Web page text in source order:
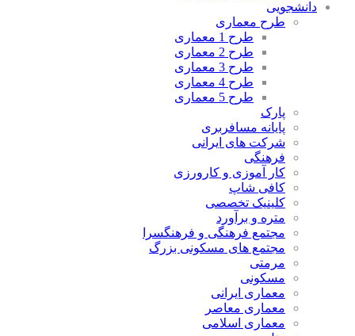
دانشجویی
طرح معماری
طرح 1 معماری
طرح 2 معماری
طرح 3 معماری
طرح 4 معماری
طرح 5 معماری
پارک
پایانه مسافربری
شرکت های ایرانی
فرهنگی
کار آموزی و کارورزی
کافی شاپ
کلینیک تخصصی
متره و برآورد
مجتمع فرهنگی و فرهنگسرا
مجتمع های مسکونی بزرگ
مرمتی
مسکونی
معماری ایرانی
معماری معاصر
معماری اسلامی